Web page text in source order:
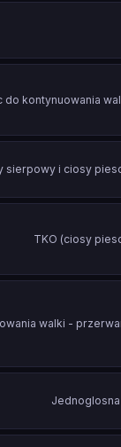
kontynuowania
sierpowy i ciosy
TKO (ciosy
walki -